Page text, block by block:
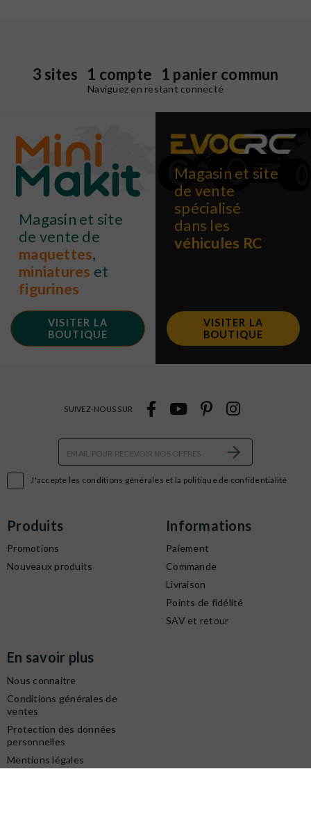
3 sites 1 compte 1 panier commun
Naviguez en restant connecté
Magasin et site
de vente de
maquettes,
miniatures et
figurines
VISITER LA
BOUTIQUE
Magasin et site
de vente
spécialisé
dans les
véhicules RC
VISITER LA
BOUTIQUE
J'accepte les conditions générales et la politique de confidentialité
SUIVEZ-NOUS SUR
Produits
Promotions
Nouveaux produits
Informations
Paiement
Commande
Livraison
Points de fidélité
SAV et retour
En savoir plus
Nous connaitre
Conditions générales de
ventes
Protection des données
personnelles
Mentions légales